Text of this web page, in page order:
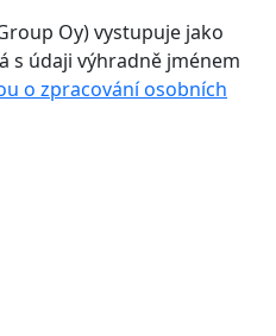
Oy) vystupuje jako
s údaji výhradně jménem
o zpracování osobních